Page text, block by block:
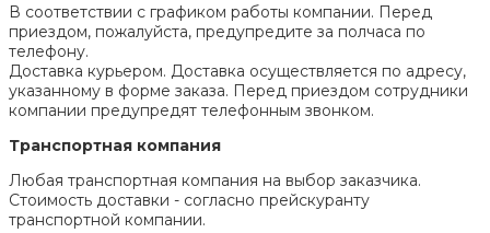
В соответствии с графиком работы компании. Перед
приездом, пожалуйста, предупредите за полчаса по
телефону.
Доставка курьером. Доставка осуществляется по адресу,
указанному в форме заказа. Перед приездом сотрудники
компании предупредят телефонным звонком.
Транспортная компания
Любая транспортная компания на выбор заказчика.
Стоимость доставки - согласно прейскуранту
транспортной компании.